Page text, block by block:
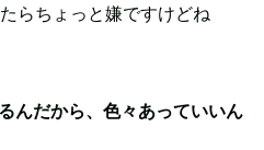
らちょっと嫌ですけどね
んだから、色々あっていいん